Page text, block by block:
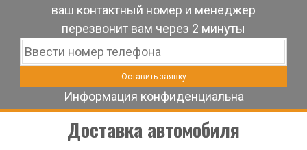
ваш контактный номер и менеджер
перезвонит вам через 2 минуты
Информация конфиденциальна
Доставка автомобиля